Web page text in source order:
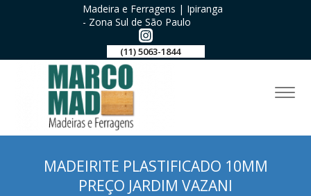
Madeira e Ferragens | Ipiranga
- Zona Sul de São Paulo
(11) 5063-1844
MADEIRITE PLASTIFICADO 10MM
PREÇO JARDIM VAZANI